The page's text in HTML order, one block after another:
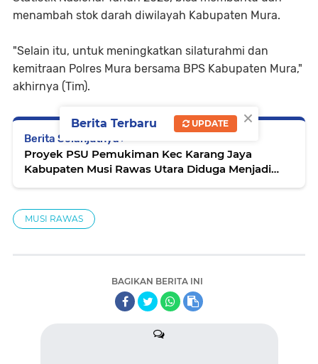
menambah stok darah diwilayah Kabupaten Mura.
"Selain itu, untuk meningkatkan silaturahmi dan
kemitraan Polres Mura bersama BPS Kabupaten Mura,"
akhirnya (Tim).
Berita Selanjutnya
Proyek PSU Pemukiman Kec Karang Jaya
Kabupaten Musi Rawas Utara Diduga Menjadi
MUSI RAWAS
BAGIKAN BERITA INI
×
Berita Terbaru UPDATE